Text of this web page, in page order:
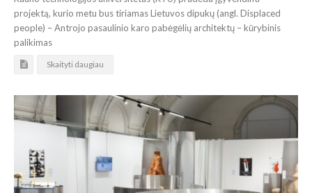
projektą, kurio metu bus tiriamas Lietuvos dipukų (angl. Displaced
people) – Antrojo pasaulinio karo pabėgėlių architektų – kūrybinis
palikimas
Skaityti daugiau